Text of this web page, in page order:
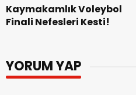
Kaymakamlık Voleybol
Finali Nefesleri Kesti!
YORUM YAP